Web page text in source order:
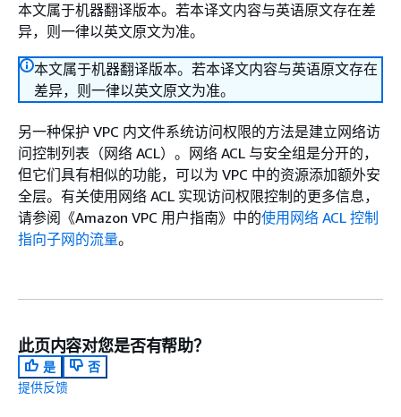
本文属于机器翻译版本。若本译文内容与英语原文存在差
异，则一律以英文原文为准。
本文属于机器翻译版本。若本译文内容与英语原文存在
差异，则一律以英文原文为准。
另一种保护 VPC 内文件系统访问权限的方法是建立网络访
问控制列表（网络 ACL）。网络 ACL 与安全组是分开的，
但它们具有相似的功能，可以为 VPC 中的资源添加额外安
全层。有关使用网络 ACL 实现访问权限控制的更多信息，
请参阅《Amazon VPC 用户指南》 中的使用网络 ACL 控制
指向子网的流量。
此页内容对您是否有帮助？
是
否
提供反馈